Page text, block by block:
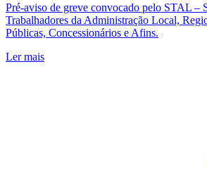
Pré-aviso de greve convocado pelo STAL –
Trabalhadores da Administração Local,
Públicas, Concessionários e Afins.
Ler mais